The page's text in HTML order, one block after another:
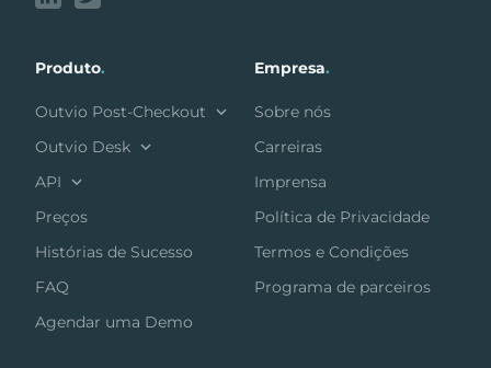
Produto.
Outvio Post-Checkout
Outvio Desk
API
Preços
Histórias de Sucesso
FAQ
Agendar uma Demo
Empresa.
Sobre nós
Carreiras
Imprensa
Política de Privacidade
Termos e Condições
Programa de parceiros